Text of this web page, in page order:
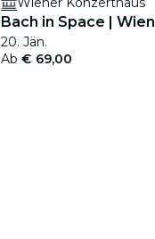
Bach in Space | Wien
20. Jän.
Ab € 69,00